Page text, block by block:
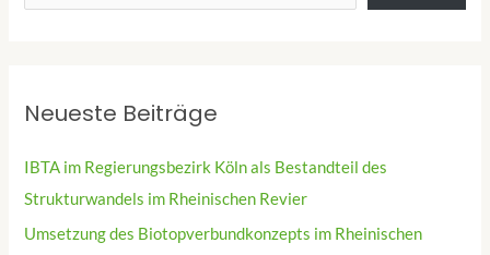
Neueste Beiträge
IBTA im Regierungsbezirk Köln als Bestandteil des
Strukturwandels im Rheinischen Revier
Umsetzung des Biotopverbundkonzepts im Rheinischen